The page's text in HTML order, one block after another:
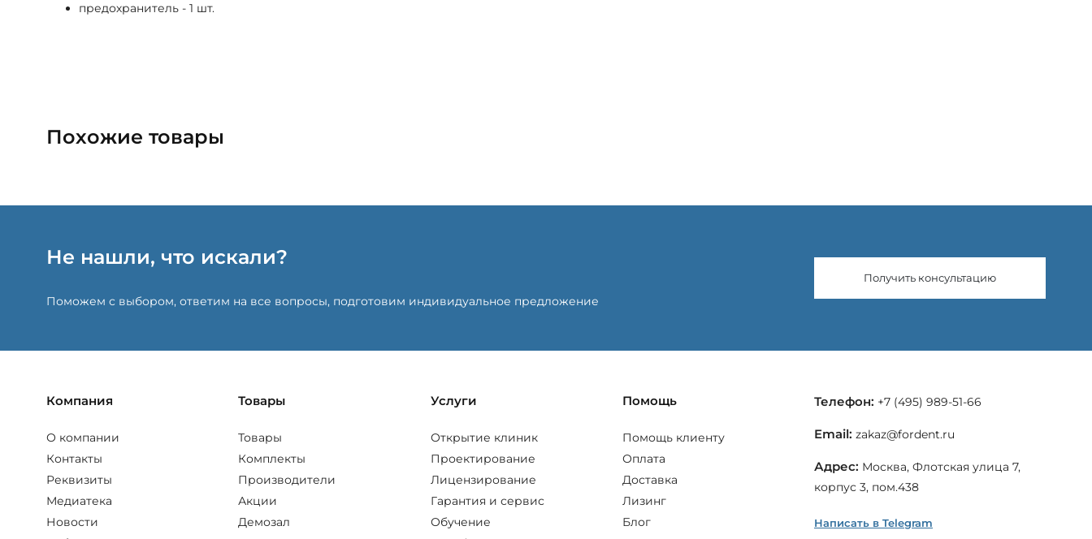
предохранитель - 1 шт.
Похожие товары
Не нашли, что искали?
Поможем с выбором, ответим на все вопросы, подготовим индивидуальное предложение
Получить консультацию
Компания
О компании
Контакты
Реквизиты
Медиатека
Новости
Товары
Товары
Комплекты
Производители
Акции
Демозал
Услуги
Открытие клиник
Проектирование
Лицензирование
Гарантия и сервис
Обучение
Помощь
Помощь клиенту
Оплата
Доставка
Лизинг
Блог
Телефон: +7 (495) 989-51-66
Email: zakaz@fordent.ru
Адрес: Москва, Флотская улица 7,
корпус 3, пом.438
Написать в Telegram